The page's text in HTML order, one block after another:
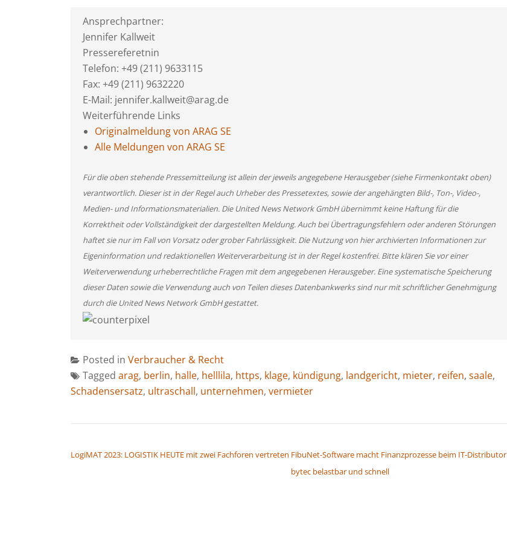
Ansprechpartner:
Jennifer Kallweit
Pressereferetnin
Telefon: +49 (211) 9633115
Fax: +49 (211) 9632220
E-Mail: jennifer.kallweit@arag.de
Weiterführende Links
Originalmeldung von ARAG SE
Alle Meldungen von ARAG SE
Für die oben stehende Pressemitteilung ist allein der jeweils angegebene Herausgeber (siehe Firmenkontakt oben)
verantwortlich. Dieser ist in der Regel auch Urheber des Pressetextes, sowie der angehängten Bild-, Ton-, Video-,
Medien- und Informationsmaterialien. Die United News Network GmbH übernimmt keine Haftung für die
Korrektheit oder Vollständigkeit der dargestellten Meldung. Auch bei Übertragungsfehlern oder anderen Störungen
haftet sie nur im Fall von Vorsatz oder grober Fahrlässigkeit. Die Nutzung von hier archivierten Informationen zur
Eigeninformation und redaktionellen Weiterverarbeitung ist in der Regel kostenfrei. Bitte klären Sie vor einer
Weiterverwendung urheberrechtliche Fragen mit dem angegebenen Herausgeber. Eine systematische Speicherung
dieser Daten sowie die Verwendung auch von Teilen dieses Datenbankwerks sind nur mit schriftlicher Genehmigung
durch die United News Network GmbH gestattet.
Posted in Verbraucher & Recht
Tagged arag, berlin, halle, helllila, https, klage, kündigung, landgericht, mieter, reifen, saale,
Schadensersatz, ultraschall, unternehmen, vermieter
LogiMAT 2023: LOGISTIK HEUTE mit zwei Fachforen vertreten FibuNet-Software macht Finanzprozesse beim IT-Distributor
bytec belastbar und schnell